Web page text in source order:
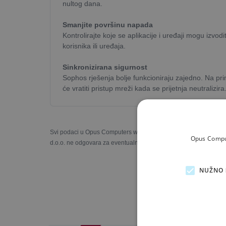
nultog dana.
Smanjite površinu napada
Kontrolirajte koje se aplikacije i uređaji mogu
korisnika ili uređaja.
Sinkronizirana sigurnost
Sophos rješenja bolje funkcioniraju zajedno. Na
će vratiti pristup mreži kada se prijetnja
Svi podaci u Opus Computers web trgovini prezentirani su s
d.o.o. ne odgovara za eventualne nesukladnosti u slikama,
Opus
NUŽNO